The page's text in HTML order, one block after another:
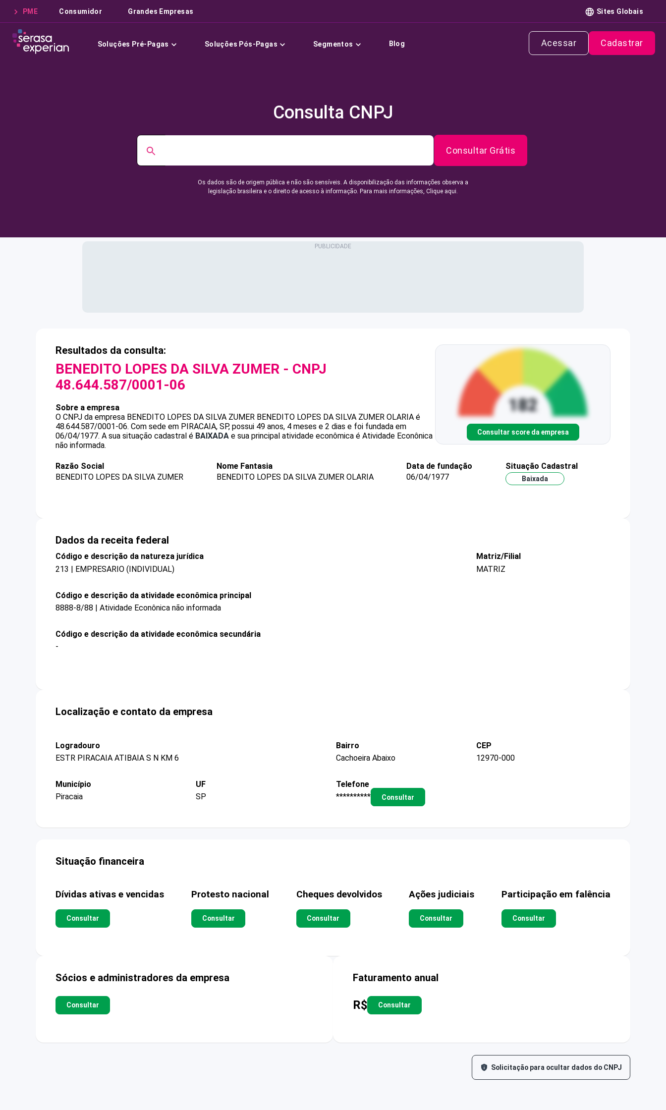
PME Consumidor Grandes Empresas Sites Globais
Soluções Pré-Pagas Soluções Pós-Pagas Segmentos Blog Acessar Cadastrar
Consulta CNPJ
Consultar Grátis
Os dados são de origem pública e não são sensíveis. A disponibilização das informações observa a
legislação brasileira e o direito de acesso à informação. Para mais informações, Clique aqui.
Resultados da consulta:
BENEDITO LOPES DA SILVA ZUMER - CNPJ
48.644.587/0001-06
Sobre a empresa
O CNPJ da empresa BENEDITO LOPES DA SILVA ZUMER BENEDITO LOPES DA SILVA ZUMER OLARIA é
48.644.587/0001-06. Com sede em PIRACAIA, SP, possui 49 anos, 4 meses e 2 dias e foi fundada em
06/04/1977. A sua situação cadastral é BAIXADA e sua principal atividade econômica é Atividade Econônica
não informada.
Consultar score da empresa
Razão Social
BENEDITO LOPES DA SILVA ZUMER
Nome Fantasia
BENEDITO LOPES DA SILVA ZUMER OLARIA
Data de fundação
06/04/1977
Situação Cadastral
Baixada
Dados da receita federal
Código e descrição da natureza jurídica
213 | EMPRESARIO (INDIVIDUAL)
Matriz/Filial
MATRIZ
Código e descrição da atividade econômica principal
8888-8/88 | Atividade Econônica não informada
Código e descrição da atividade econômica secundária
-
Localização e contato da empresa
Logradouro
ESTR PIRACAIA ATIBAIA S N KM 6
Bairro
Cachoeira Abaixo
CEP
12970-000
Município
Piracaia
UF
SP
Telefone
**********
Consultar
Situação financeira
Dívidas ativas e vencidas
Consultar
Protesto nacional
Consultar
Cheques devolvidos
Consultar
Ações judiciais
Consultar
Participação em falência
Consultar
Sócios e administradores da empresa
Consultar
Faturamento anual
R$ Consultar
Solicitação para ocultar dados do CNPJ